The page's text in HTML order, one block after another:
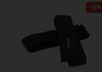
-15%